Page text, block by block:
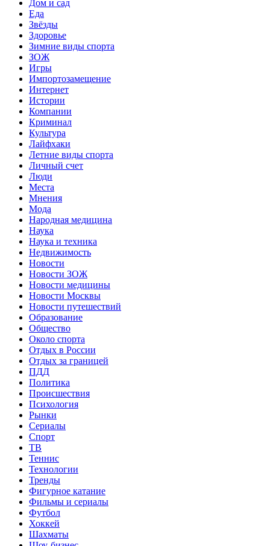
Дом и сад
Еда
Звёзды
Здоровье
Зимние виды спорта
ЗОЖ
Игры
Импортозамещение
Интернет
Истории
Компании
Криминал
Культура
Лайфхаки
Летние виды спорта
Личный счет
Люди
Места
Мнения
Мода
Народная медицина
Наука
Наука и техника
Недвижимость
Новости
Новости ЗОЖ
Новости медицины
Новости Москвы
Новости путешествий
Образование
Общество
Около спорта
Отдых в России
Отдых за границей
ПДД
Политика
Происшествия
Психология
Рынки
Сериалы
Спорт
ТВ
Теннис
Технологии
Тренды
Фигурное катание
Фильмы и сериалы
Футбол
Хоккей
Шахматы